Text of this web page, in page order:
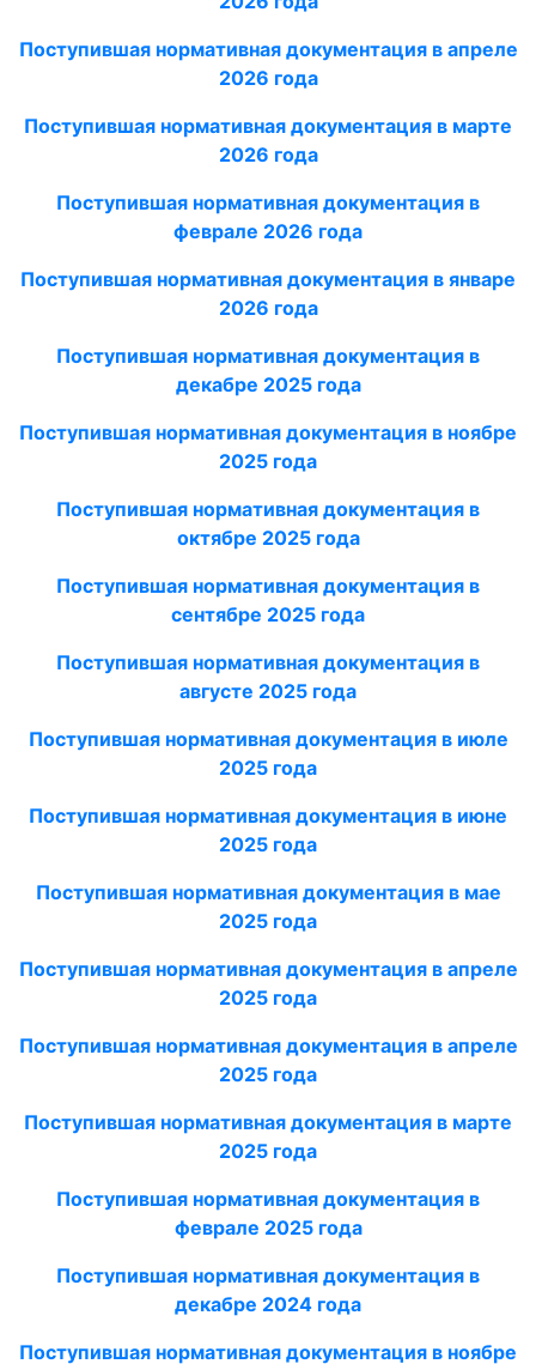
Поступившая нормативная документация в апреле
2026 года
Поступившая нормативная документация в марте
2026 года
Поступившая нормативная документация в
феврале 2026 года
Поступившая нормативная документация в январе
2026 года
Поступившая нормативная документация в
декабре 2025 года
Поступившая нормативная документация в ноябре
2025 года
Поступившая нормативная документация в
октябре 2025 года
Поступившая нормативная документация в
сентябре 2025 года
Поступившая нормативная документация в
августе 2025 года
Поступившая нормативная документация в июле
2025 года
Поступившая нормативная документация в июне
2025 года
Поступившая нормативная документация в мае
2025 года
Поступившая нормативная документация в апреле
2025 года
Поступившая нормативная документация в апреле
2025 года
Поступившая нормативная документация в марте
2025 года
Поступившая нормативная документация в
феврале 2025 года
Поступившая нормативная документация в
декабре 2024 года
Поступившая нормативная документация в ноябре